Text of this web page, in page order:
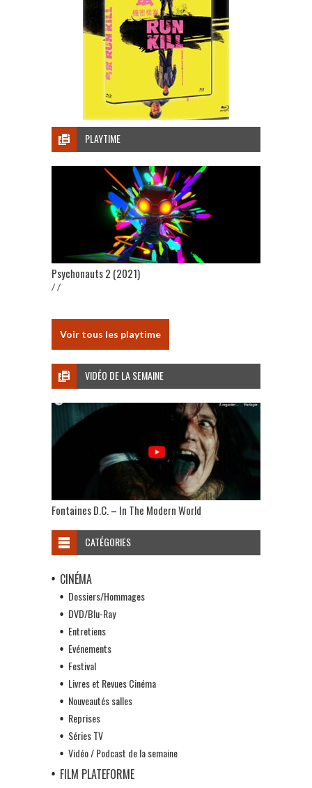
PLAYTIME
Psychonauts 2 (2021)
/ /
Voir tous les playtime
VIDÉO DE LA SEMAINE
Fontaines D.C. – In The Modern World
CATÉGORIES
CINÉMA
Dossiers/Hommages
DVD/Blu-Ray
Entretiens
Evénements
Festival
Livres et Revues Cinéma
Nouveautés salles
Reprises
Séries TV
Vidéo / Podcast de la semaine
FILM PLATEFORME